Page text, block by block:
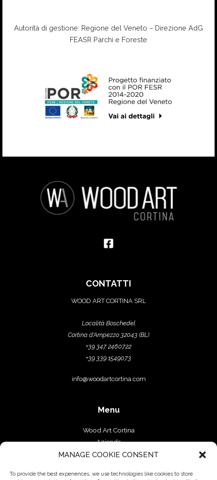
MANAGE COOKIE CONSENT
To provide the best experiences, we use technologies like cookies to store
Autorità di gestione: Regione del Veneto – Direzione AdG
FEASR Parchi e Foreste
CONTATTI
WOOD ART CORTINA SRL
Località Boschedel
Cortina d'Ampezzo 32043 (BL)
+39 347 2460722
+39 339 1549073
info@woodartcortina.com
Menu
Wood Art Cortina
Azienda
Falegnameria
Contatti